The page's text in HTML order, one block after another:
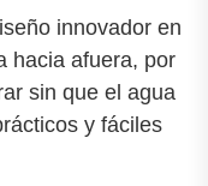
innovador en
hacia afuera, por
sin que el agua
y fáciles